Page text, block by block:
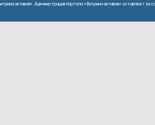
активов». Администрация портала «Витрина активов» оставляет за